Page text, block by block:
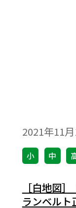
2021年11
小 中
［白地図
ランベル